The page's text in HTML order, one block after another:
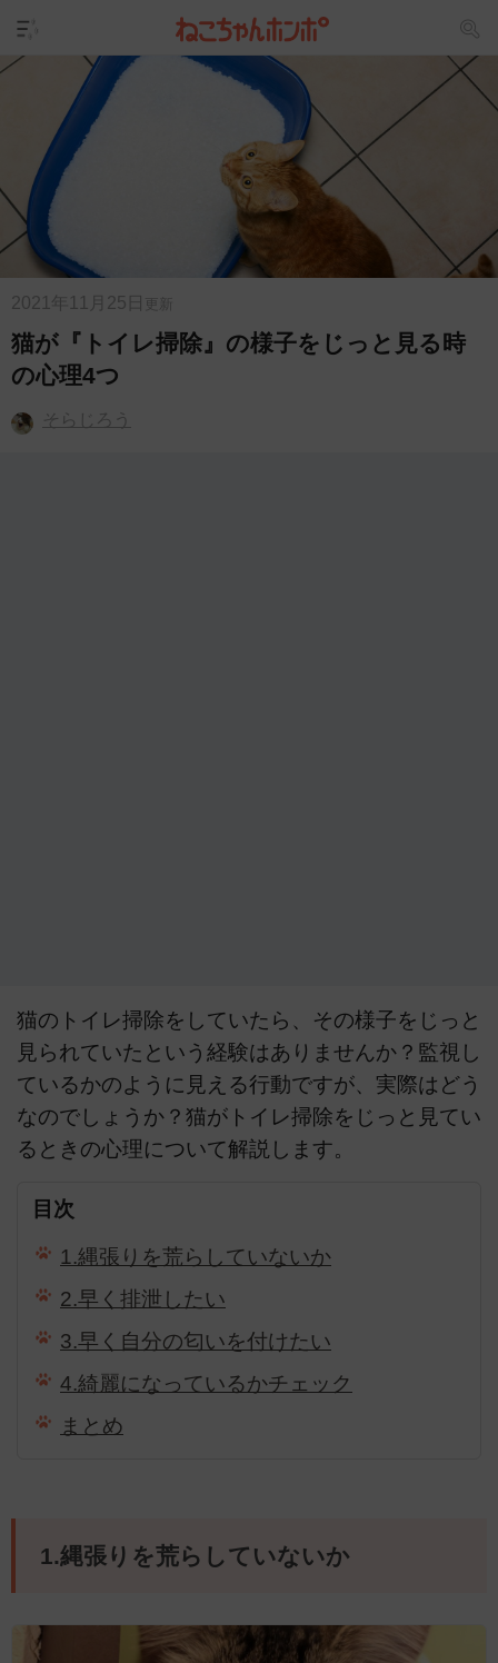
2021年11月25日 更新
猫が『トイレ掃除』の様子をじっと見る時
の心理4つ
そらじろう
猫のトイレ掃除をしていたら、その様子をじっと
見られていたという経験はありませんか？監視し
ているかのように見える行動ですが、実際はどう
なのでしょうか？猫がトイレ掃除をじっと見てい
るときの心理について解説します。
目次
1.縄張りを荒らしていないか
2.早く排泄したい
3.早く自分の匂いを付けたい
4.綺麗になっているかチェック
まとめ
1.縄張りを荒らしていないか